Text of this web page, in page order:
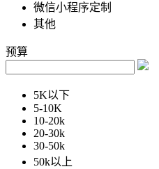
微信小程序定制
其他
预算
5K以下
5-10K
10-20k
20-30k
30-50k
50k以上